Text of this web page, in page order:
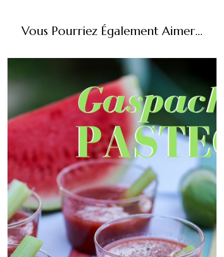
Vous Pourriez Également Aimer...